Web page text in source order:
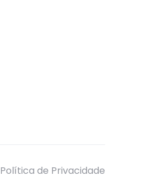
Política de Privacidade